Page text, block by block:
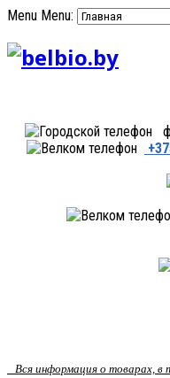
Menu Menu:
Вся информация о товарах, в